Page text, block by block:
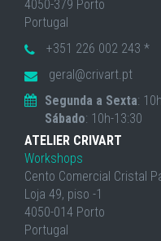
4050-379 Porto
Portugal
+351 226 002 243 *
geral@crivart.pt
Segunda a Sexta:
Sábado: 10h-13:30
ATELIER CRIVART
Workshops
Cento Comercial Cristal
Loja 49, piso -1
4050-014 Porto
Portugal